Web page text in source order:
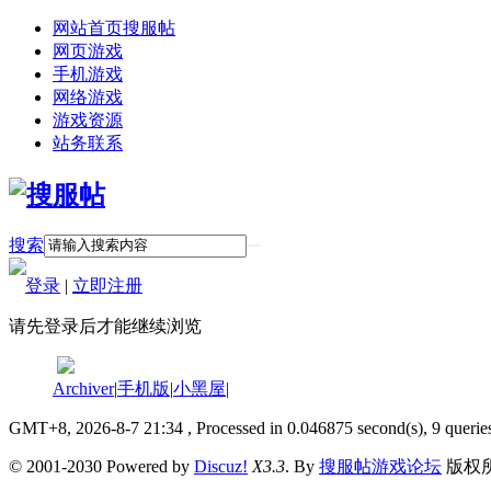
网站首页搜服帖
网页游戏
手机游戏
网络游戏
游戏资源
站务联系
搜索
登录 | 立即注册
请先登录后才能继续浏览
Archiver|手机版|小黑屋|
GMT+8, 2026-8-7 21:34 , Processed in 0.046875 second(s), 9
© 2001-2030 Powered by Discuz! X3.3. By 搜服帖游戏论坛 版权